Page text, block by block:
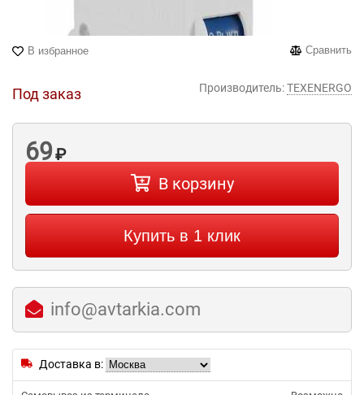
В избранное Сравнить
Под заказ Производитель:TEXENERGO
69₽
В корзину
Купить в 1 клик
info@avtarkia.com
Доставка в: